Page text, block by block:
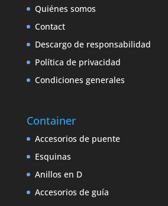
Quiénes somos
Contact
Descargo de responsabilidad
Política de privacidad
Condiciones generales
Container
Accesorios de puente
Esquinas
Anillos en D
Accesorios de guía